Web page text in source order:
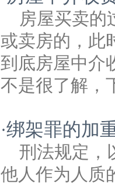
房屋买卖的
或卖房的，此
到底房屋中介
不是很了解，
·绑架罪的加
刑法规定，
他人作为人质